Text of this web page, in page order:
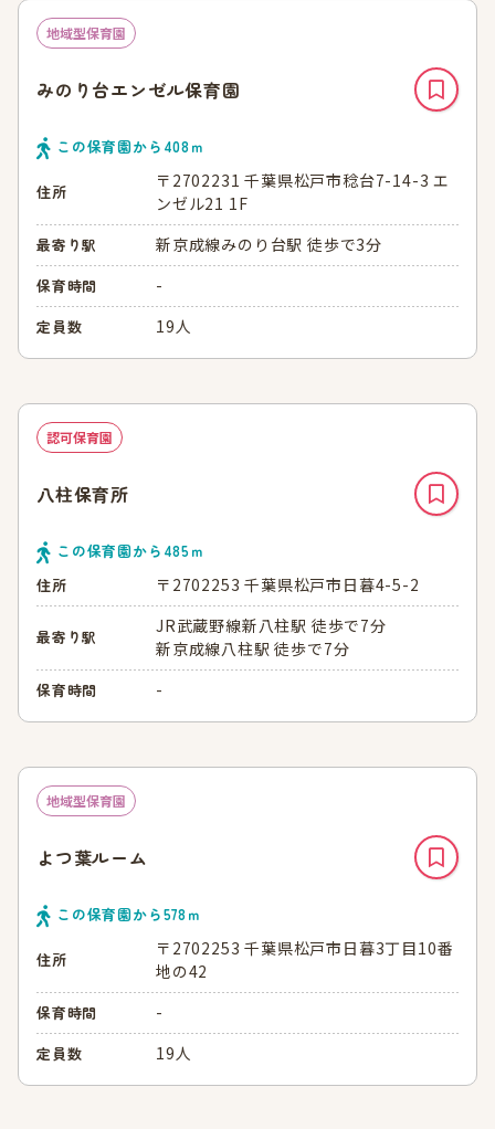
地域型保育園
みのり台エンゼル保育園
この保育園から 408ｍ
住所
〒2702231 千葉県松戸市稔台7-14-3 エ
ンゼル21 1F
最寄り駅 新京成線みのり台駅 徒歩で3分
保育時間 -
定員数 19人
認可保育園
八柱保育所
この保育園から 485ｍ
住所
〒2702253 千葉県松戸市日暮4-5-2
最寄り駅
JR武蔵野線新八柱駅 徒歩で7分
新京成線八柱駅 徒歩で7分
保育時間 -
地域型保育園
よつ葉ルーム
この保育園から578ｍ
住所
〒2702253 千葉県松戸市日暮3丁⽬10番
地の42
保育時間 -
定員数 19人